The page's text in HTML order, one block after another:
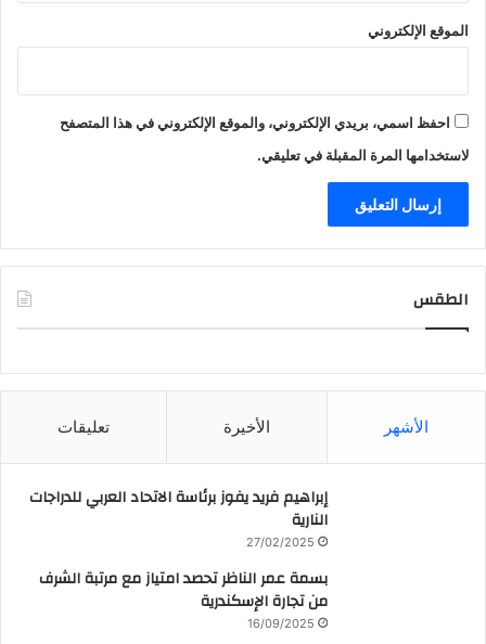
الموقع الإلكتروني
احفظ اسمي، بريدي الإلكتروني، والموقع الإلكتروني في هذا المتصفح
لاستخدامها المرة المقبلة في تعليقي.
الطقس
الأشهر الأخيرة تعليقات
إبراهيم فريد يفوز برئاسة الاتحاد العربي للدراجات
النارية
27/02/2025
بسمة عمر الناظر تحصد امتياز مع مرتبة الشرف
من تجارة الإسكندرية
16/09/2025